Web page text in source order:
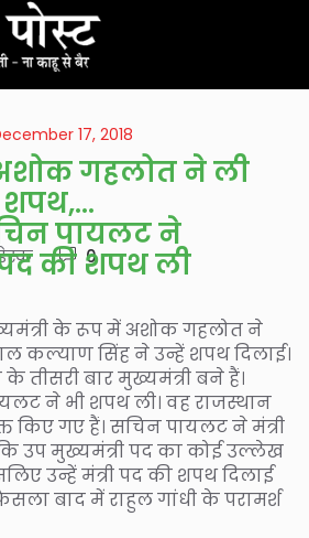
17, 2018
गहलोत ने ली
शपथ,
पायलट ने
की शपथ ली
0
के रूप में अशोक गहलोत ने
कल्याण सिंह ने उन्हें शपथ दिलाई।
तीसरी बार मुख्यमंत्री बने हैं।
ने भी शपथ ली। वह राजस्थान
किए गए हैं। सचिन पायलट ने मंत्री
उप मुख्यमंत्री पद का कोई उल्लेख
उन्हें मंत्री पद की शपथ दिलाई
बाद में राहुल गांधी के परामर्श